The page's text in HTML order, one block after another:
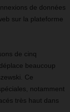
de données
sur la plateforme
de cinq
beaucoup
Ce
notamment
très haut dans